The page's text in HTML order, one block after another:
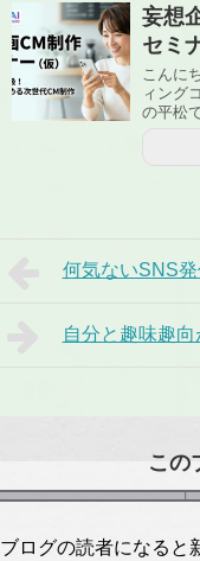
妄想
セミ
こんに
ィング
の平松
何気ないSNS
自分と趣味趣
この
ブログの読者になると